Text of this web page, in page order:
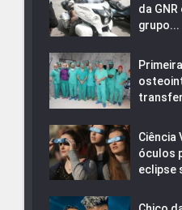
da
grupo...
Ciência
óculos
eclipse